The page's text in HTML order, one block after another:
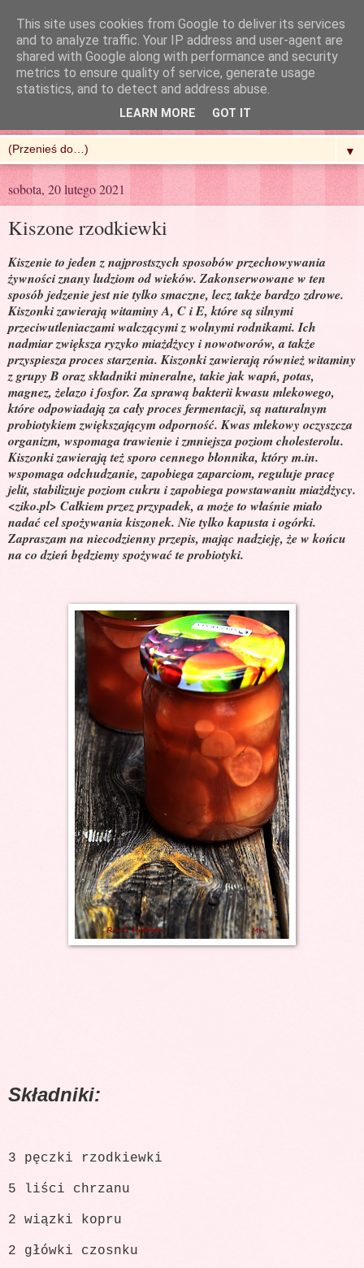
R'n'G Kitchen
▼
sobota, 20 lutego 2021
Kiszone rzodkiewki
Kiszenie to jeden z najprostszych sposobów przechowywania
żywności znany ludziom od wieków. Zakonserwowane w ten
sposób jedzenie jest nie tylko smaczne, lecz także bardzo zdrowe.
Kiszonki zawierają witaminy A, C i E, które są silnymi
przeciwutleniaczami walczącymi z wolnymi rodnikami. Ich
nadmiar zwiększa ryzyko miażdżycy i nowotworów, a także
przyspiesza proces starzenia. Kiszonki zawierają również witaminy
z grupy B oraz składniki mineralne, takie jak wapń, potas,
magnez, żelazo i fosfor. Za sprawą bakterii kwasu mlekowego,
które odpowiadają za cały proces fermentacji, są naturalnym
probiotykiem zwiększającym odporność. Kwas mlekowy oczyszcza
organizm, wspomaga trawienie i zmniejsza poziom cholesterolu.
Kiszonki zawierają też sporo cennego błonnika, który m.in.
wspomaga odchudzanie, zapobiega zaparciom, reguluje pracę
jelit, stabilizuje poziom cukru i zapobiega powstawaniu miażdżycy.
<ziko.pl> Całkiem przez przypadek, a może to właśnie miało
nadać cel spożywania kiszonek. Nie tylko kapusta i ogórki.
Zapraszam na niecodzienny przepis, mając nadzieję, że w końcu
na co dzień będziemy spożywać te probiotyki.
Składniki:
3 pęczki rzodkiewki
5 liści chrzanu
2 wiązki kopru
2 główki czosnku
This site uses cookies from Google to deliver its services
and to analyze traffic. Your IP address and user-agent are
shared with Google along with performance and security
metrics to ensure quality of service, generate usage
statistics, and to detect and address abuse.
LEARN MORE GOT IT